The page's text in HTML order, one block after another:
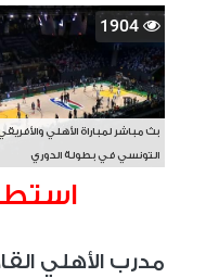
1904
بث مباشر لمباراة الأهلي
التونسي في بطولة الدوري
مدرب الأهلي